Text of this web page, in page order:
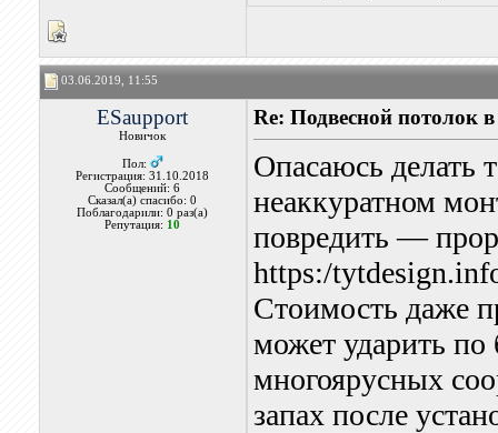
03.06.2019, 11:55
ESaupport
Новичок
Пол:
Регистрация: 31.10.2018
Сообщений: 6
Сказал(а) спасибо: 0
Поблагодарили: 0 раз(а)
Репутация: 10
Re: Подвесной потолок
Опасаюсь делать
неаккуратном
повредить —
https:/
Стоимость даже
может ударить
многоярусных
запах после